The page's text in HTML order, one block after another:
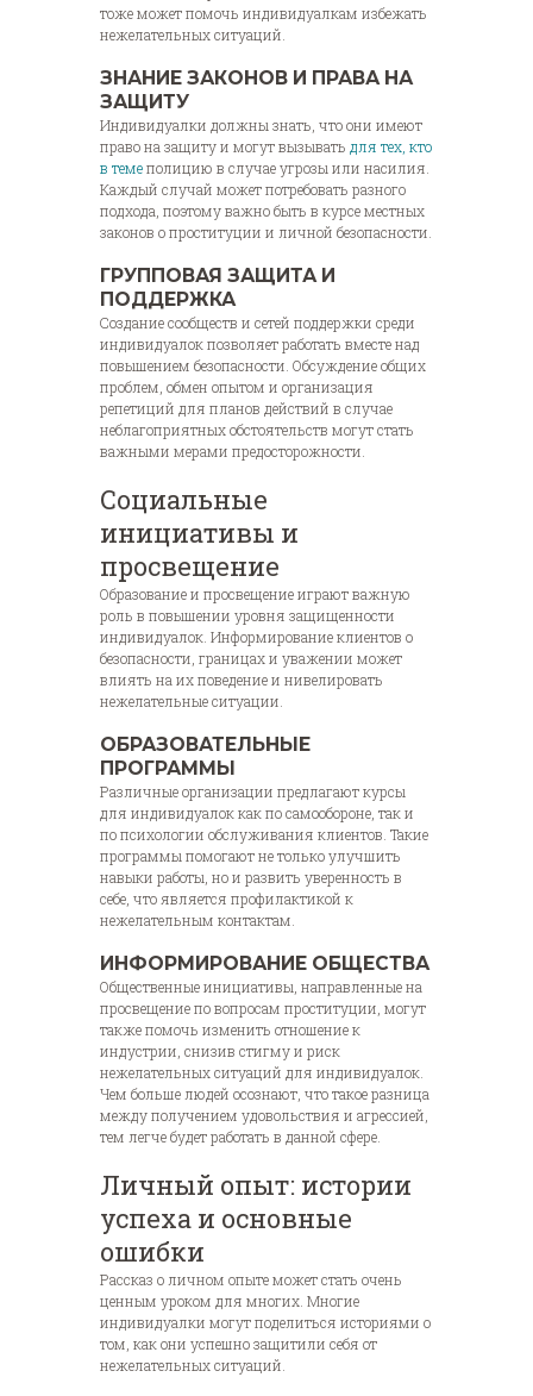
тоже может помочь индивидуалкам избежать
нежелательных ситуаций.
ЗНАНИЕ ЗАКОНОВ И ПРАВА НА
ЗАЩИТУ
Индивидуалки должны знать, что они имеют
право на защиту и могут вызывать для тех, кто
в темеполицию в случае угрозы или насилия.
Каждый случай может потребовать разного
подхода, поэтому важно быть в курсе местных
законов о проституции и личной безопасности.
ГРУППОВАЯ ЗАЩИТА И
ПОДДЕРЖКА
Создание сообществ и сетей поддержки среди
индивидуалок позволяет работать вместе над
повышением безопасности. Обсуждение общих
проблем, обмен опытом и организация
репетиций для планов действий в случае
неблагоприятных обстоятельств могут стать
важными мерами предосторожности.
Социальные
инициативы и
просвещение
Образование и просвещение играют важную
роль в повышении уровня защищенности
индивидуалок. Информирование клиентов о
безопасности, границах и уважении может
влиять на их поведение и нивелировать
нежелательные ситуации.
ОБРАЗОВАТЕЛЬНЫЕ
ПРОГРАММЫ
Различные организации предлагают курсы
для индивидуалок как по самообороне, так и
по психологии обслуживания клиентов. Такие
программы помогают не только улучшить
навыки работы, но и развить уверенность в
себе, что является профилактикой к
нежелательным контактам.
ИНФОРМИРОВАНИЕ ОБЩЕСТВА
Общественные инициативы, направленные на
просвещение по вопросам проституции, могут
также помочь изменить отношение к
индустрии, снизив стигму и риск
нежелательных ситуаций для индивидуалок.
Чем больше людей осознают, что такое разница
между получением удовольствия и агрессией,
тем легче будет работать в данной сфере.
Личный опыт: истории
успеха и основные
ошибки
Рассказ о личном опыте может стать очень
ценным уроком для многих. Многие
индивидуалки могут поделиться историями о
том, как они успешно защитили себя от
нежелательных ситуаций.